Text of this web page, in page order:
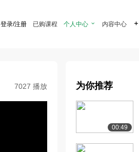
登录/注册 已购课程 个人中心  内容中心 
7027 播放 为你推荐
00:49